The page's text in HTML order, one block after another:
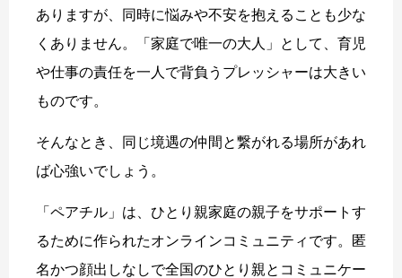
ありますが、同時に悩みや不安を抱えることも少な
くありません。「家庭で唯一の大人」として、育児
や仕事の責任を一人で背負うプレッシャーは大きい
ものです。
そんなとき、同じ境遇の仲間と繋がれる場所があれ
ば心強いでしょう。
「ペアチル」は、ひとり親家庭の親子をサポートす
るために作られたオンラインコミュニティです。匿
名かつ顔出しなしで全国のひとり親とコミュニケー